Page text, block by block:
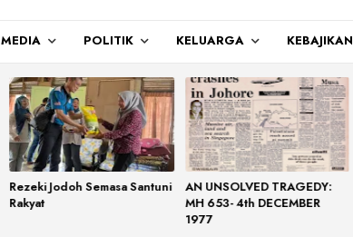
MEDIA POLITIK KELUARGA KEBAJIKAN
Rezeki Jodoh Semasa Santuni
Rakyat
AN UNSOLVED TRAGEDY:
MH 653- 4th DECEMBER
1977